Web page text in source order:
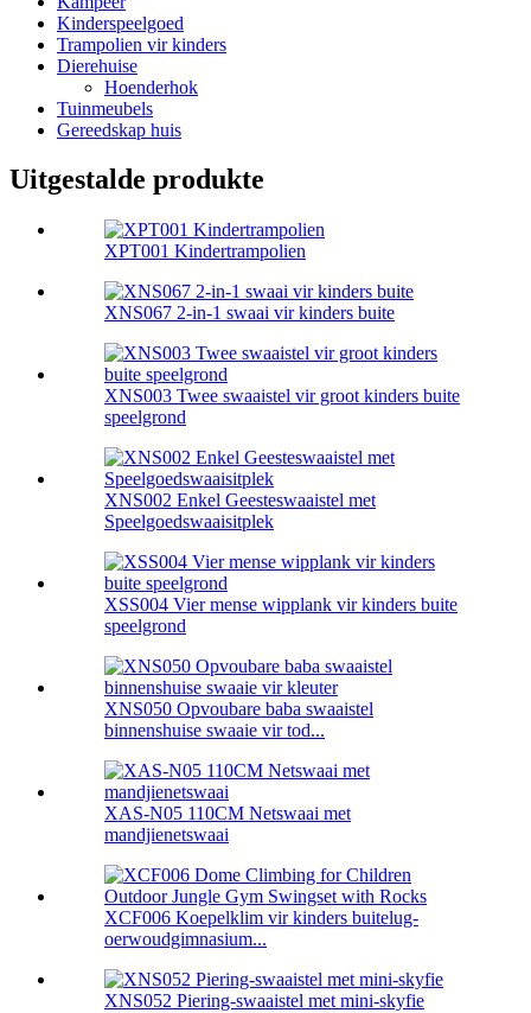
Kinderspeelgoed
Trampolien vir kinders
Dierehuise
Hoenderhok
Tuinmeubels
Gereedskap huis
Uitgestalde produkte
XPT001 Kindertrampolien
XNS067 2-in-1 swaai vir kinders buite
XNS003 Twee swaaistel vir groot kinders buite
speelgrond
XNS002 Enkel Geesteswaaistel met
Speelgoedswaaisitplek
XSS004 Vier mense wipplank vir kinders buite
speelgrond
XNS050 Opvoubare baba swaaistel
binnenshuise swaaie vir tod...
XAS-N05 110CM Netswaai met
mandjienetswaai
XCF006 Koepelklim vir kinders buitelug-
oerwoudgimnasium...
XNS052 Piering-swaaistel met mini-skyfie